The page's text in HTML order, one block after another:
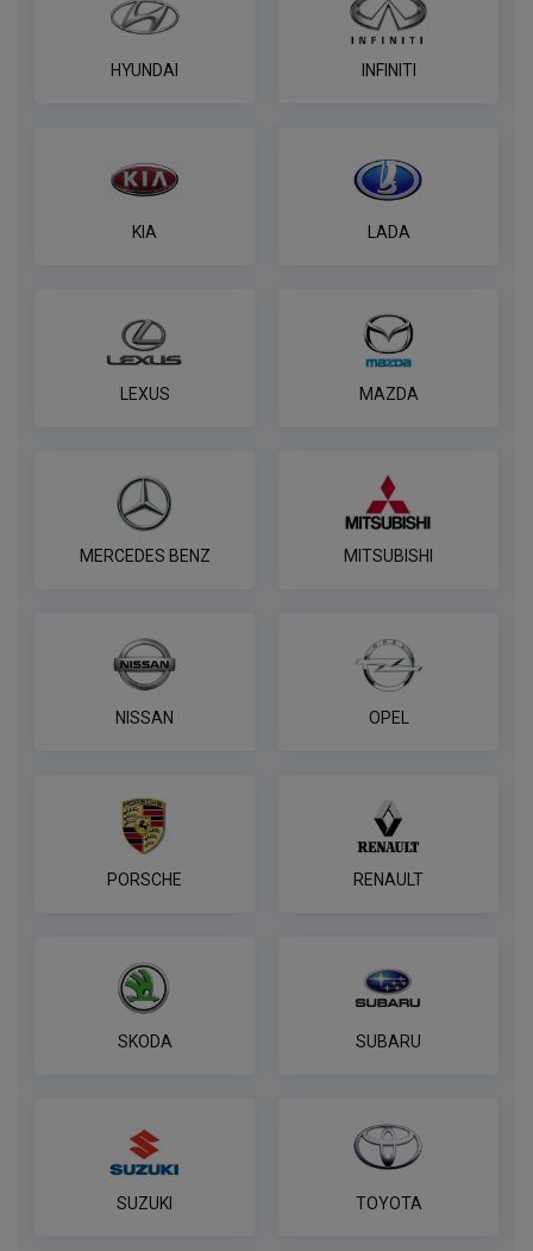
HYUNDAI INFINITI
KIA LADA
LEXUS MAZDA
MERCEDES BENZ MITSUBISHI
NISSAN OPEL
PORSCHE RENAULT
SKODA SUBARU
SUZUKI TOYOTA